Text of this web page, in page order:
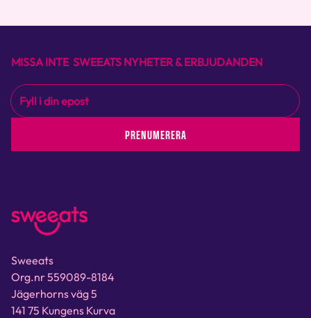
MISSA INTE SWEEATS NYHETER & ERBJUDANDEN
PRENUMERERA
Sweeats
Org.nr 559089-8184
Jägerhorns väg 5
141 75 Kungens Kurva